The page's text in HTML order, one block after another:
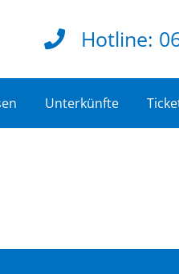
Hotline:
Unterkünfte